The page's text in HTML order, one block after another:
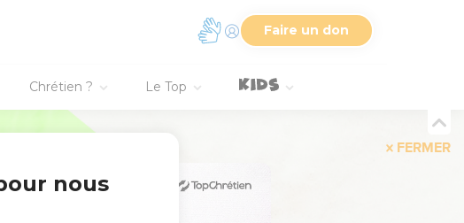
Faire un don
Chrétien ? Le Top
FERMER
nous